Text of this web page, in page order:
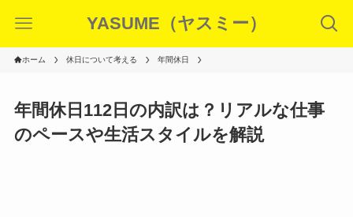
YASUME（ヤスミー）
ホーム 休日について考える 年間休日
年間休日112日の内訳は？リアルな仕事
のペースや生活スタイルを解説